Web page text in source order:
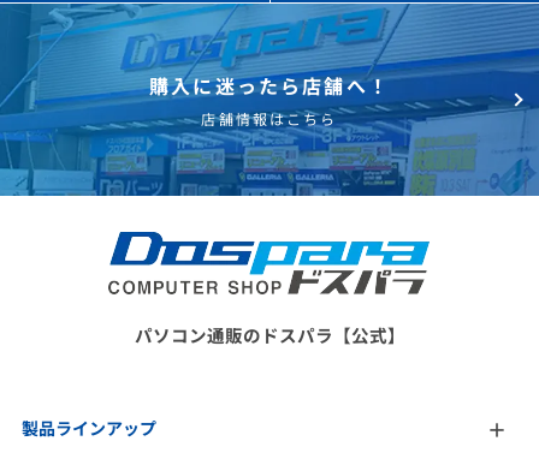
購入に迷ったら店舗へ！
店舗情報はこちら
パソコン通販のドスパラ【公式】
製品ラインアップ